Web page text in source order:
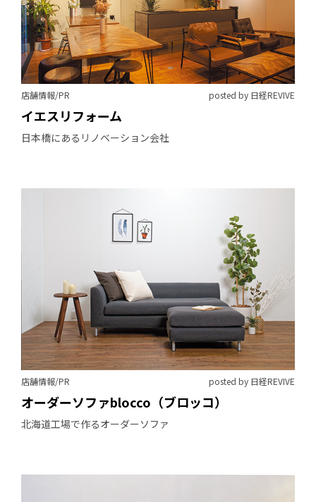
店舗情報/PR posted by 日経REVIVE
イエスリフォーム
日本橋にあるリノベーション会社
店舗情報/PR posted by 日経REVIVE
オーダーソファblocco（ブロッコ）
北海道工場で作るオーダーソファ